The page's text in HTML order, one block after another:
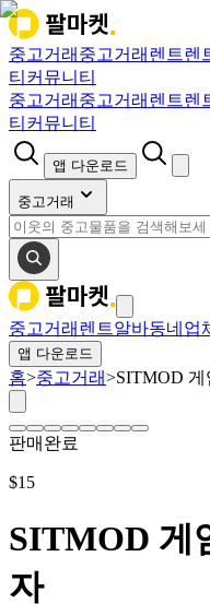
중고거래 중고거래 렌트렌
티 커뮤니티
중고거래 중고거래 렌트렌
티 커뮤니티
앱 다운로드
중고거래
중고거래 렌트알바동네업
앱 다운로드
홈>중고거래>SITMOD
판매완료
$15
SITMOD 게
자